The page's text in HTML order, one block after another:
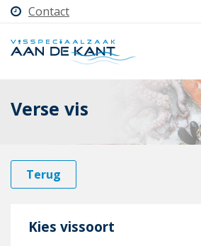
Contact
Verse vis
Terug
Kies vissoort